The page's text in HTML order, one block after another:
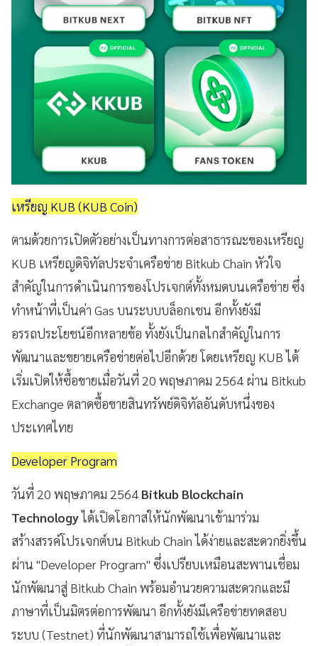
เหรียญ KUB (KUB Coin)
ตามด้วยการเปิดตัวอย่างเป็นทางการต่อสาธารณะของเหรียญ
KUB เหรียญดิจิทัลประจำเครือข่าย Bitkub Chain หัวใจ
สำคัญในการดำเนินการของโปรเจกต์ทั้งหมดบนเครือข่าย ซึ่ง
ทำหน้าที่เป็นค่า Gas บนระบบบล็อกเชน อีกทั้งยังมี
อรรถประโยชน์อีกหลายข้อ ทั้งยังเป็นกลไกสำคัญในการ
พัฒนาและขยายเครือข่ายต่อไปอีกด้วย โดยเหรียญ KUB ได้
เริ่มเปิดให้ซื้อขายเมื่อวันที่ 20 พฤษภาคม 2564 ผ่าน Bitkub
Exchange ตลาดซื้อขายสินทรัพย์ดิจิทัลอันดับหนึ่งของ
ประเทศไทย
Developer Program
วันที่ 20 พฤษภาคม 2564 Bitkub Blockchain
Technologyได้เปิดโอกาสให้นักพัฒนาเข้ามาร่วม
สร้างสรรค์โปรเจกต์บน Bitkub Chain ได้ง่ายและสะดวกยิ่งขึ้น
ผ่าน "Developer Program" ซึ่งเปรียบเหมือนสะพานเชื่อม
นักพัฒนาสู่ Bitkub Chain พร้อมอำนวยความสะดวกและมี
ภาษาที่เป็นมิตรต่อการพัฒนา อีกทั้งยังมีเครือข่ายทดสอบ
ระบบ (Testnet) ที่นักพัฒนาสามารถใช้เพื่อพัฒนาและ